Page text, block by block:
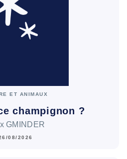
ET ANIMAUX
champignon ?
GMINDER
08/2026